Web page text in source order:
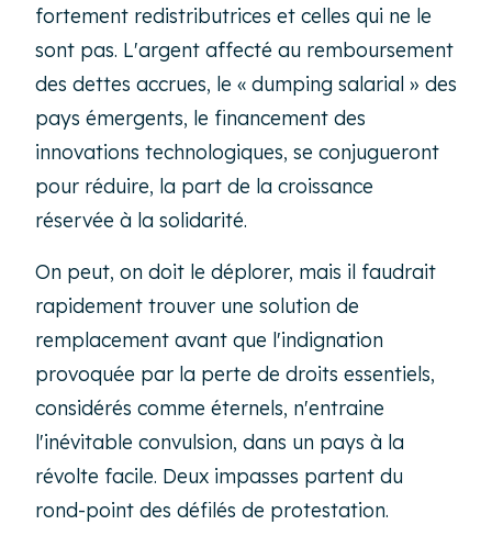
fortement redistributrices et celles qui ne le
sont pas. L'argent affecté au remboursement
des dettes accrues, le « dumping salarial » des
pays émergents, le financement des
innovations technologiques, se conjugueront
pour réduire, la part de la croissance
réservée à la solidarité.
On peut, on doit le déplorer, mais il faudrait
rapidement trouver une solution de
remplacement avant que l'indignation
provoquée par la perte de droits essentiels,
considérés comme éternels, n'entraine
l'inévitable convulsion, dans un pays à la
révolte facile. Deux impasses partent du
rond-point des défilés de protestation.